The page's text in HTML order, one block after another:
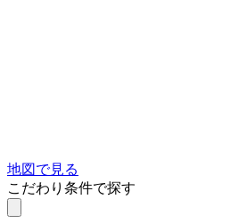
地図で見る
こだわり条件で探す